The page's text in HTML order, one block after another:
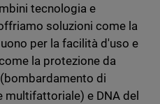
tecnologia e
soluzioni come la
per la facilità d'uso e
la protezione da
di
e DNA del